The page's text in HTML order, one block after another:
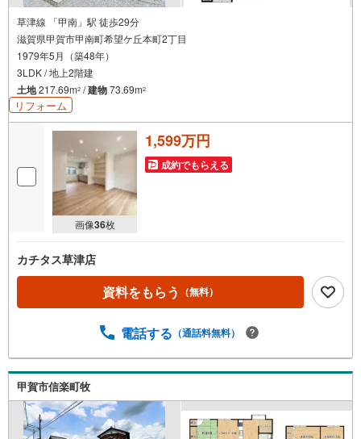
草津線 「甲南」駅 徒歩29分
滋賀県甲賀市甲南町希望ケ丘本町2丁目
1979年5月（築48年）
3LDK / 地上2階建
土地217.69m2 /建物73.69m2
リフォーム
画像36枚
1,599万円
成約でもらえる
カチタス草津店
資料をもらう （無料）
電話する （通話料無料）
甲賀市信楽町牧